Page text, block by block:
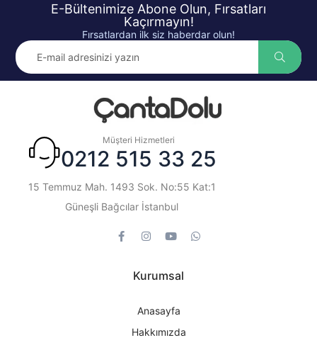
E-Bültenimize Abone Olun, Fırsatları
Kaçırmayın!
Fırsatlardan ilk siz haberdar olun!
Müşteri Hizmetleri
0212 515 33 25
15 Temmuz Mah. 1493 Sok. No:55 Kat:1
Güneşli Bağcılar İstanbul
Kurumsal
Anasayfa
Hakkımızda